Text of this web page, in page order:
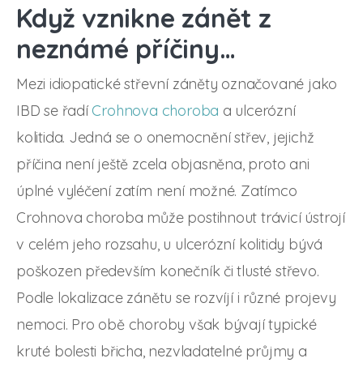
Když vznikne zánět z
neznámé příčiny…
Mezi idiopatické střevní záněty označované jako
IBD se řadíCrohnova choroba a ulcerózní
kolitida. Jedná se o onemocnění střev, jejichž
příčina není ještě zcela objasněna, proto ani
úplné vyléčení zatím není možné. Zatímco
Crohnova choroba může postihnout trávicí ústrojí
v celém jeho rozsahu, u ulcerózní kolitidy bývá
poškozen především konečník či tlusté střevo.
Podle lokalizace zánětu se rozvíjí i různé projevy
nemoci. Pro obě choroby však bývají typické
kruté bolesti břicha, nezvladatelné průjmy a